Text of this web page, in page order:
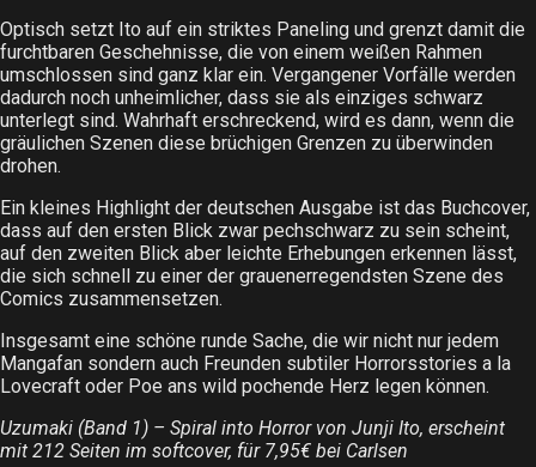
Optisch setzt Ito auf ein striktes Paneling und grenzt damit die
furchtbaren Geschehnisse, die von einem weißen Rahmen
umschlossen sind ganz klar ein. Vergangener Vorfälle werden
dadurch noch unheimlicher, dass sie als einziges schwarz
unterlegt sind. Wahrhaft erschreckend, wird es dann, wenn die
gräulichen Szenen diese brüchigen Grenzen zu überwinden
drohen.
Ein kleines Highlight der deutschen Ausgabe ist das Buchcover,
dass auf den ersten Blick zwar pechschwarz zu sein scheint,
auf den zweiten Blick aber leichte Erhebungen erkennen lässt,
die sich schnell zu einer der grauenerregendsten Szene des
Comics zusammensetzen.
Insgesamt eine schöne runde Sache, die wir nicht nur jedem
Mangafan sondern auch Freunden subtiler Horrorsstories a la
Lovecraft oder Poe ans wild pochende Herz legen können.
Uzumaki (Band 1) – Spiral into Horror von Junji Ito, erscheint
mit 212 Seiten im softcover, für 7,95€ bei Carlsen